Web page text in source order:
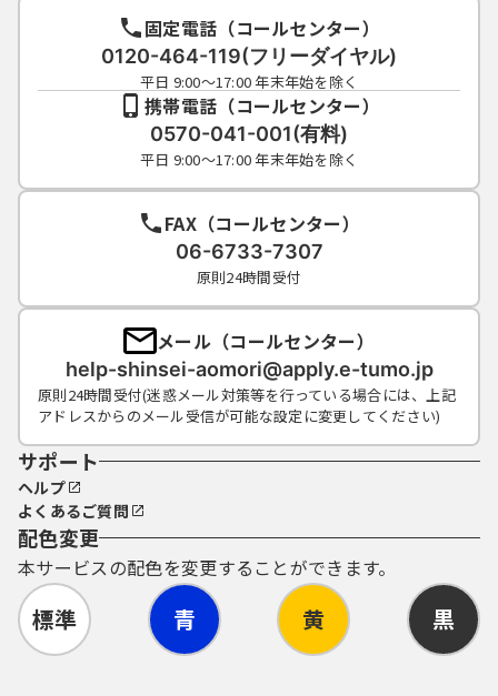
固定電話（コールセンター）
0120-464-119(フリーダイヤル)
平日 9:00～17:00 年末年始を除く
携帯電話（コールセンター）
0570-041-001(有料)
平日 9:00～17:00 年末年始を除く
FAX（コールセンター）
06-6733-7307
原則24時間受付
メール（コールセンター）
help-shinsei-aomori@apply.e-tumo.jp
原則24時間受付(迷惑メール対策等を行っている場合には、上記
アドレスからのメール受信が可能な設定に変更してください)
サポート
ヘルプ
よくあるご質問
配色変更
本サービスの配色を変更することができます。
標準 青 黄 黒